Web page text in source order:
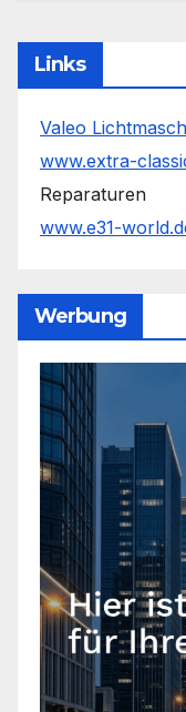
Links
Valeo
www.extra-
Reparaturen
www.e31-
Werbung